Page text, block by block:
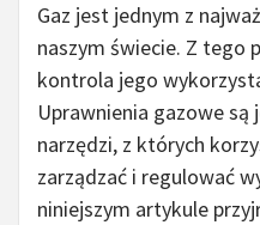
Gaz jest jednym z
naszym świecie. Z tego
kontrola jego
Uprawnienia gazowe są
narzędzi, z których
zarządzać i regulować
niniejszym artykule